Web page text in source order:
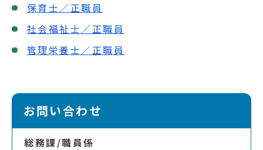
保育士／正職員
社会福祉士／正職員
管理栄養士／正職員
お問い合わせ
総務課/職員係